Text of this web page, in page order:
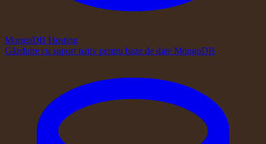
MongoDB Hosting
Găzduire cu suport nativ pentru baze de date MongoDB